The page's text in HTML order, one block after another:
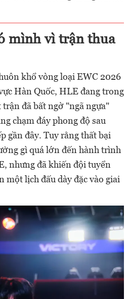
mình vì trận thua
khổ vòng loại EWC 2026
Hàn Quốc, HLE đang trong
đã bất ngờ "ngã ngựa"
chạm đáy phong độ sau
gần đây. Tuy rằng thất bại
gì quá lớn đến hành trình
nhưng đã khiến đội tuyển
một lịch đấu dày đặc vào giai